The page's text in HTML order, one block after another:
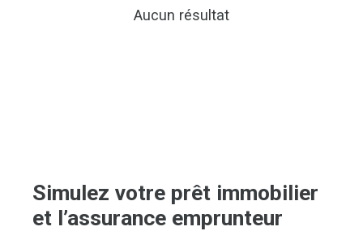
Aucun résultat
Simulez votre prêt immobilier
et l’assurance emprunteur